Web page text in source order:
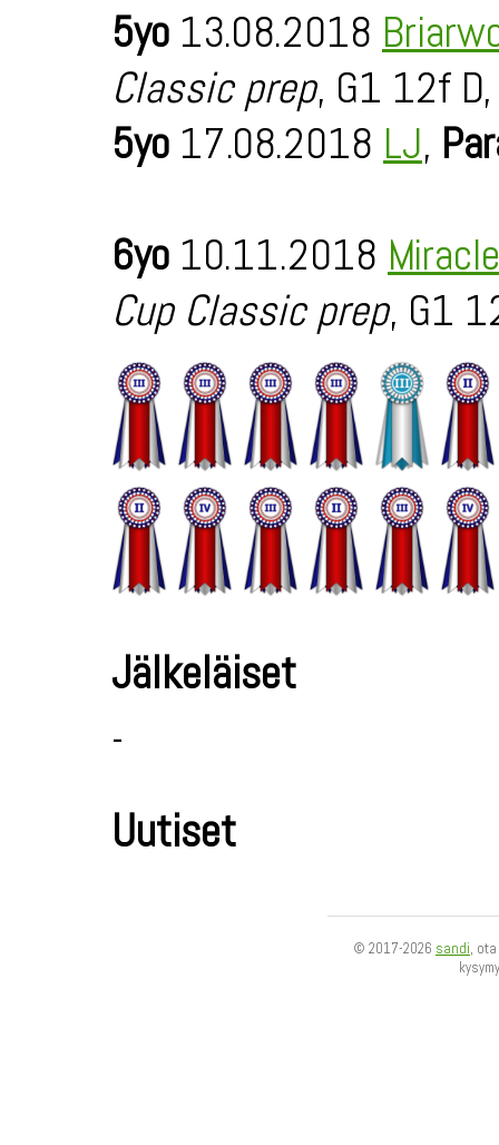
5yo 13.08.2018
Classic prep, G1 12f
5yo 17.08.2018 LJ,
6yo 10.11.2018
Cup Classic prep, G1
Jälkeläiset
-
Uutiset
© 2017-2026 sandi,